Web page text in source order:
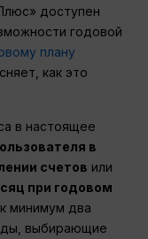
доступен
годовой
плану
как это
в настоящее
в
счетов или
при годовом
минимум два
выбирающие